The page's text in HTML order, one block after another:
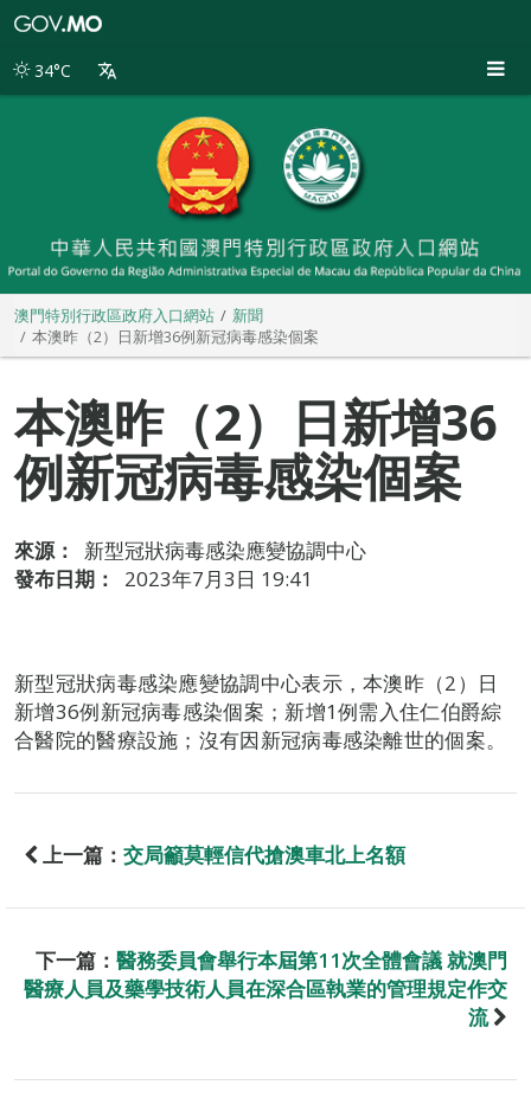
別
34°C
澳門特別行政區政府入口網站
新聞
本澳昨（2）日新增36例新冠病毒感染個案
本澳昨（2）日新增36
例新冠病毒感染個案
來源：
新型冠狀病毒感染應變協調中心
發布日期：
2023年7月3日 19:41
新型冠狀病毒感染應變協調中心表示，本澳昨（2）日
新增36例新冠病毒感染個案；新增1例需入住仁伯爵綜
合醫院的醫療設施；沒有因新冠病毒感染離世的個案。
上一篇： 交局籲莫輕信代搶澳車北上名額
下一篇： 醫務委員會舉行本屆第11次全體會議 就澳門
醫療人員及藥學技術人員在深合區執業的管理規定作交
流